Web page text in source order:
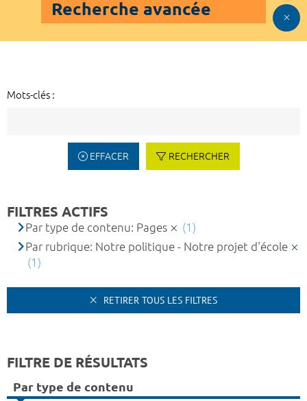
Recherche avancée
Mots-clés :
EFFACER RECHERCHER
FILTRES ACTIFS
Par type de contenu: Pages
(1)
Par rubrique: Notre politique - Notre projet d'école
(1)
RETIRER TOUS LES FILTRES
FILTRE DE RÉSULTATS
Par type de contenu